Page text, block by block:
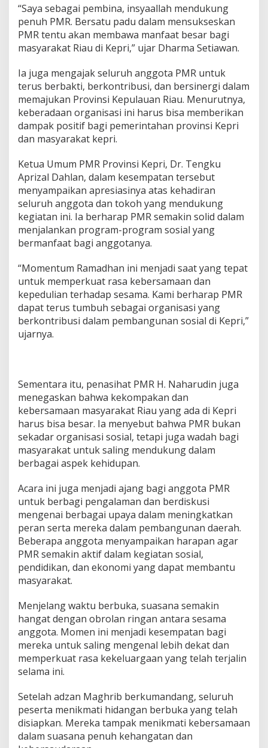
a
e
r
s
m
a
“Saya sebagai pembina, insyaallah mendukung
penuh PMR. Bersatu padu dalam mensukseskan
PMR tentu akan membawa manfaat besar bagi
masyarakat Riau di Kepri,” ujar Dharma Setiawan.
Ia juga mengajak seluruh anggota PMR untuk
terus berbakti, berkontribusi, dan bersinergi dalam
memajukan Provinsi Kepulauan Riau. Menurutnya,
keberadaan organisasi ini harus bisa memberikan
dampak positif bagi pemerintahan provinsi Kepri
dan masyarakat kepri.
Ketua Umum PMR Provinsi Kepri, Dr. Tengku
Aprizal Dahlan, dalam kesempatan tersebut
menyampaikan apresiasinya atas kehadiran
seluruh anggota dan tokoh yang mendukung
kegiatan ini. Ia berharap PMR semakin solid dalam
menjalankan program-program sosial yang
bermanfaat bagi anggotanya.
“Momentum Ramadhan ini menjadi saat yang tepat
untuk memperkuat rasa kebersamaan dan
kepedulian terhadap sesama. Kami berharap PMR
dapat terus tumbuh sebagai organisasi yang
berkontribusi dalam pembangunan sosial di Kepri,”
ujarnya.
Sementara itu, penasihat PMR H. Naharudin juga
menegaskan bahwa kekompakan dan
kebersamaan masyarakat Riau yang ada di Kepri
harus bisa besar. Ia menyebut bahwa PMR bukan
sekadar organisasi sosial, tetapi juga wadah bagi
masyarakat untuk saling mendukung dalam
berbagai aspek kehidupan.
Acara ini juga menjadi ajang bagi anggota PMR
untuk berbagi pengalaman dan berdiskusi
mengenai berbagai upaya dalam meningkatkan
peran serta mereka dalam pembangunan daerah.
Beberapa anggota menyampaikan harapan agar
PMR semakin aktif dalam kegiatan sosial,
pendidikan, dan ekonomi yang dapat membantu
masyarakat.
Menjelang waktu berbuka, suasana semakin
hangat dengan obrolan ringan antara sesama
anggota. Momen ini menjadi kesempatan bagi
mereka untuk saling mengenal lebih dekat dan
memperkuat rasa kekeluargaan yang telah terjalin
selama ini.
Setelah adzan Maghrib berkumandang, seluruh
peserta menikmati hidangan berbuka yang telah
disiapkan. Mereka tampak menikmati kebersamaan
dalam suasana penuh kehangatan dan